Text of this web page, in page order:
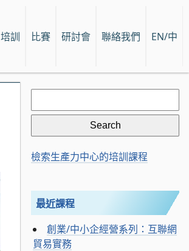
培訓 比賽 研討會 聯絡我們 EN/中
Search
for:
檢索生產力中心的培訓課程
最近課程
創業/中小企經營系列：互聯網
貿易實務